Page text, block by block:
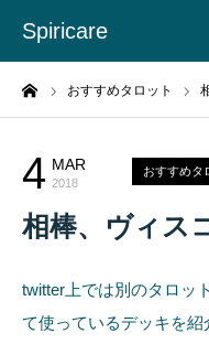
Spiricare
おすすめタロット
4 MAR
2018
おすすめタ
相棒、ヴィス
twitter上では別のタロッ
て使っているデッキを紹